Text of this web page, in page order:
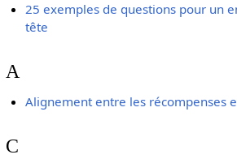
25 exemples de questions pour un
tête
A
Alignement entre les récompenses
C